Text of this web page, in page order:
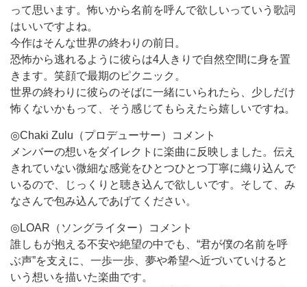
って思います。怖いから名前を呼んで欲しいっていう歌詞
はいいですよね。
今作はそんな世界の終わりの前日。
恐怖から逃れるように彼らは4人きりで自然空間に身を置
きます。笑顔で最期のピクニック。
世界の終わりに彼らのそばに一緒にいられたら、少しだけ
怖くないかもって、そう感じてもらえたら嬉しいですね。
◎Chaki Zulu（プロデューサー）コメント
メンバーの想いをダイレクトに楽曲に反映しました。伝え
きれていない微細な感覚をひとつひとつ丁寧に織り込んで
いるので、じっくりと聴き込んで欲しいです。そして、み
なさんで包み込んであげてください。
◎LOAR（ソングライター）コメント
誰しもが抱える不安や絶望の中でも、“君が僕の名前を呼
ぶ声”を支えに、一歩一歩、夢や希望へ近づいていけると
いう想いを描いた楽曲です。